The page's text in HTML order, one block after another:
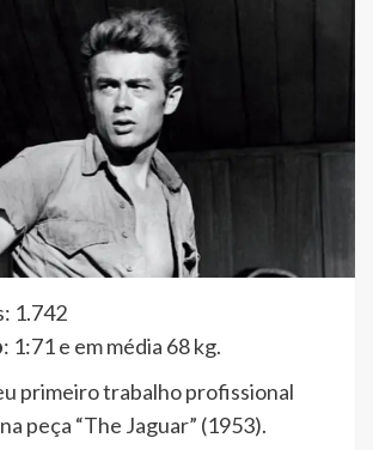
1.742
: 1:71 e em média 68 kg.
primeiro trabalho profissional
peça “The Jaguar” (1953).